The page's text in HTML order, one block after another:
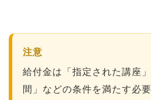
注意
給付金は「指定された講座
間」などの条件を満たす必